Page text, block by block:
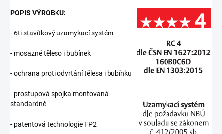
POPIS VÝROBKU:
- 6ti stavítkový uzamykací systém
- mosazné těleso i bubínek
- ochrana proti odvrtání tělesa i bubínku
- prostupová spojka montovaná
standardně
- patentová technologie FP2